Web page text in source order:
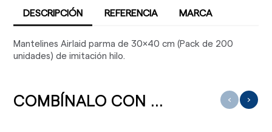
DESCRIPCIÓN REFERENCIA MARCA
Mantelines Airlaid parma de 30x40 cm (Pack de 200
unidades) de imitación hilo.
COMBÍNALO CON ... ‹ ›